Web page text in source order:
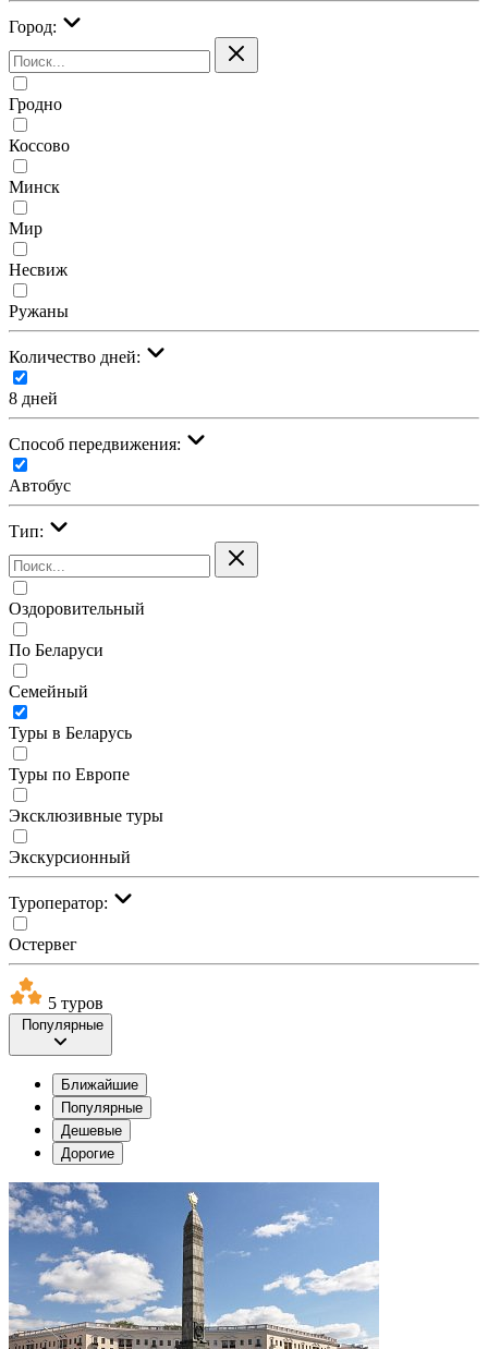
Город:
Гродно
Коссово
Минск
Мир
Несвиж
Ружаны
Количество дней:
8 дней
Cпособ передвижения:
Автобус
Тип:
Оздоровительный
По Беларуси
Семейный
Туры в Беларусь
Туры по Европе
Эксклюзивные туры
Экскурсионный
Туроператор:
Остервег
5 туров
Популярные
Ближайшие
Популярные
Дешевые
Дорогие